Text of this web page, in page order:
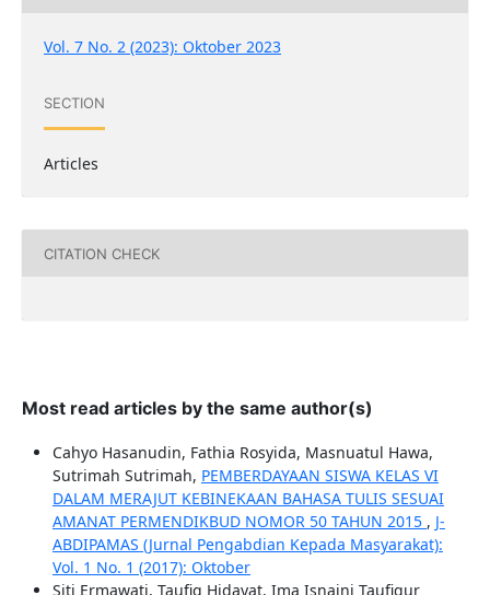
Vol. 7 No. 2 (2023): Oktober 2023
SECTION
Articles
CITATION CHECK
Most read articles by the same author(s)
Cahyo Hasanudin, Fathia Rosyida, Masnuatul Hawa,
Sutrimah Sutrimah, PEMBERDAYAAN SISWA KELAS VI
DALAM MERAJUT KEBINEKAAN BAHASA TULIS SESUAI
AMANAT PERMENDIKBUD NOMOR 50 TAHUN 2015 , J-
ABDIPAMAS (Jurnal Pengabdian Kepada Masyarakat):
Vol. 1 No. 1 (2017): Oktober
Siti Ermawati, Taufiq Hidayat, Ima Isnaini Taufiqur